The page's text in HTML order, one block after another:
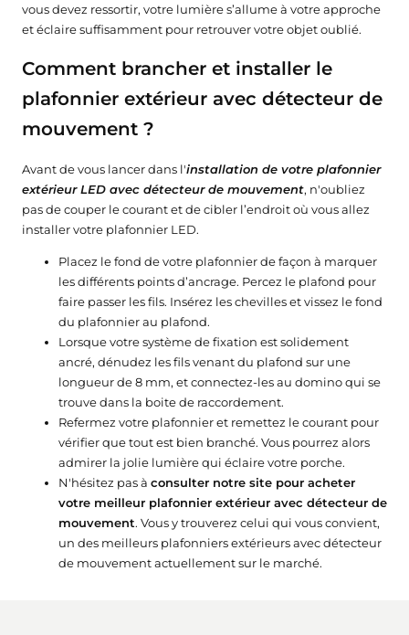
vous devez ressortir, votre lumière s’allume à votre approche
et éclaire suffisamment pour retrouver votre objet oublié.
Comment brancher et installer le
plafonnier extérieur avec détecteur de
mouvement ?
Avant de vous lancer dans l'installation de votre plafonnier
extérieur LED avec détecteur de mouvement, n'oubliez
pas de couper le courant et de cibler l’endroit où vous allez
installer votre plafonnier LED.
Placez le fond de votre plafonnier de façon à marquer
les différents points d’ancrage. Percez le plafond pour
faire passer les fils. Insérez les chevilles et vissez le fond
du plafonnier au plafond.
Lorsque votre système de fixation est solidement
ancré, dénudez les fils venant du plafond sur une
longueur de 8 mm, et connectez-les au domino qui se
trouve dans la boite de raccordement.
Refermez votre plafonnier et remettez le courant pour
vérifier que tout est bien branché. Vous pourrez alors
admirer la jolie lumière qui éclaire votre porche.
N'hésitez pas à consulter notre site pour acheter
votre meilleur plafonnier extérieur avec détecteur de
mouvement. Vous y trouverez celui qui vous convient,
un des meilleurs plafonniers extérieurs avec détecteur
de mouvement actuellement sur le marché.